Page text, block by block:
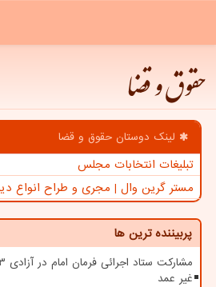
حقوق و قضا
لینک دوستان حقوق و قضا
تبلیغات انتخابات مجلس
مستر گرین وال | مجری و طراح انواع
پربیننده ترین ها
غیر عمد